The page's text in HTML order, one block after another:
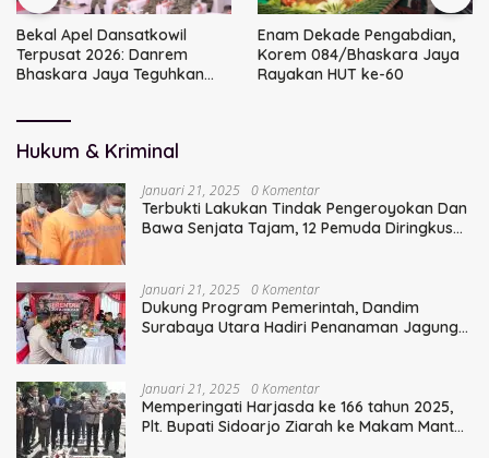
Bekal Apel Dansatkowil
Terpusat 2026: Danrem
Bhaskara Jaya Teguhkan
Enam Dekade Pengabdian,
Korem 084/Bhaskara Jaya
Rayakan HUT ke-60
Hukum & Kriminal
Januari 21, 2025 0 Komentar
Terbukti Lakukan Tindak Pengeroyokan Dan
Bawa Senjata Tajam, 12 Pemuda Diringkus
Januari 21, 2025 0 Komentar
Dukung Program Pemerintah, Dandim
Surabaya Utara Hadiri Penanaman Jagung
Januari 21, 2025 0 Komentar
Memperingati Harjasda ke 166 tahun 2025,
Plt. Bupati Sidoarjo Ziarah ke Makam Mantan